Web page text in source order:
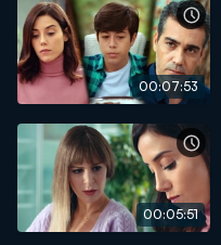
00:07:53
00:05:51